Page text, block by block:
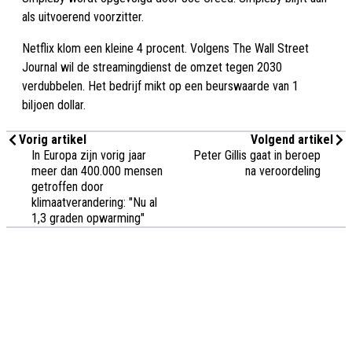
als uitvoerend voorzitter.
Netflix klom een kleine 4 procent. Volgens The Wall Street
Journal wil de streamingdienst de omzet tegen 2030
verdubbelen. Het bedrijf mikt op een beurswaarde van 1
biljoen dollar.
Vorig artikel
In Europa zijn vorig jaar
meer dan 400.000 mensen
getroffen door
klimaatverandering: "Nu al
1,3 graden opwarming"
Volgend artikel
Peter Gillis gaat in beroep
na veroordeling